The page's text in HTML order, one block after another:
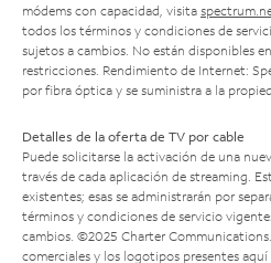
módems con capacidad, visita
todos los términos y condiciones de
sujetos a cambios. No están disponibles
restricciones. Rendimiento de Internet:
por fibra óptica y se suministra a la
Detalles de la oferta de TV por cable
Puede solicitarse la activación de una
través de cada aplicación de streaming.
existentes; esas se administrarán por
términos y condiciones de servicio
cambios. ©2025 Charter Communications.
comerciales y los logotipos presentes